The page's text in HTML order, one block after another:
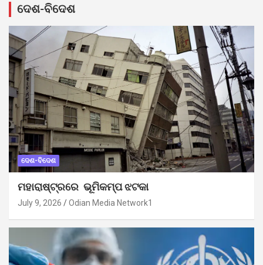
ଦେଶ-ବିଦେଶ
ଦେଶ-ବିଦେଶ
ମହାରାଷ୍ଟ୍ରରେ ଭୂମିକମ୍ପ ଝଟକା
July 9, 2026 Odian Media Network1